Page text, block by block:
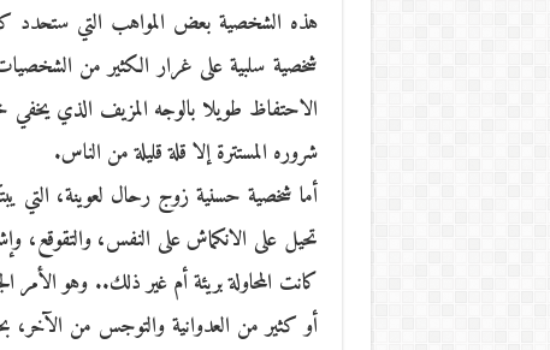
هذه الشخصية بعض المواهب التي ستحدد
شخصية سلبية على غرار الكثير من
الاحتفاظ طويلا بالوجه المزيف الذي يخفي
شروره المستترة إلا قلة قليلة من الناس.
أما شخصية حسنية زوج رحال لعوينة، التي
تحيل على الانكماش على النفس، والتقوقع،
كانت المحاولة بريئة أم غير ذلك.. وهو الأمر
أو كثير من العدوانية والتوجس من الآخر،